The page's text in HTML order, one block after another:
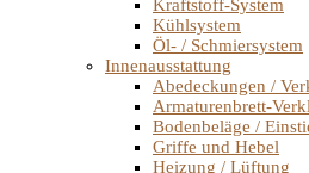
Kraftstoff-System
Kühlsystem
Öl- / Schmiersystem
Innenausstattung
Abedeckungen /
Armaturenbrett-
Bodenbeläge /
Griffe und Hebel
Heizung / Lüftung